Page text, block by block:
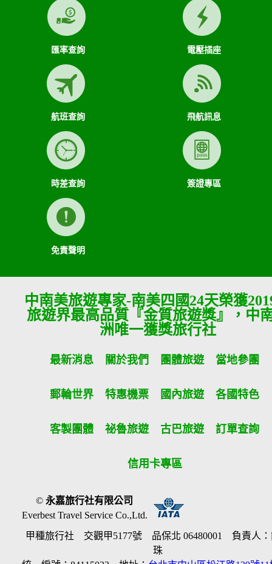
匯率查詢 電壓插座
航班查詢 飛航訊息
時差查詢 簽證專區
免責聲明
中南美旅遊專家-南美四國24天榮獲
旅遊界最高品質『金質旅遊獎』，中
洲唯一獲獎旅行社
最新消息 關於我們 團體旅遊 當地參團
郵輪世界 特惠機票 國內旅遊 各國特色
客製團體 祕魯旅遊 古巴旅遊 訂單查詢
信用卡專區
©永嘉旅行社有限公司
Everbest Travel Service Co.,Ltd.
甲種旅行社 交觀甲5177號 品保北 06480001 負責人：
珠